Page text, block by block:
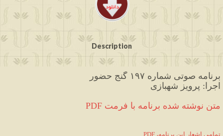
Description
برنامه صوتی شماره ۱۹۷ گنج حضور
اجرا: پرویز شهبازی
PDF متن نوشته شده برنامه با فرمت
PDF ،تمامی اشعار این برنامه